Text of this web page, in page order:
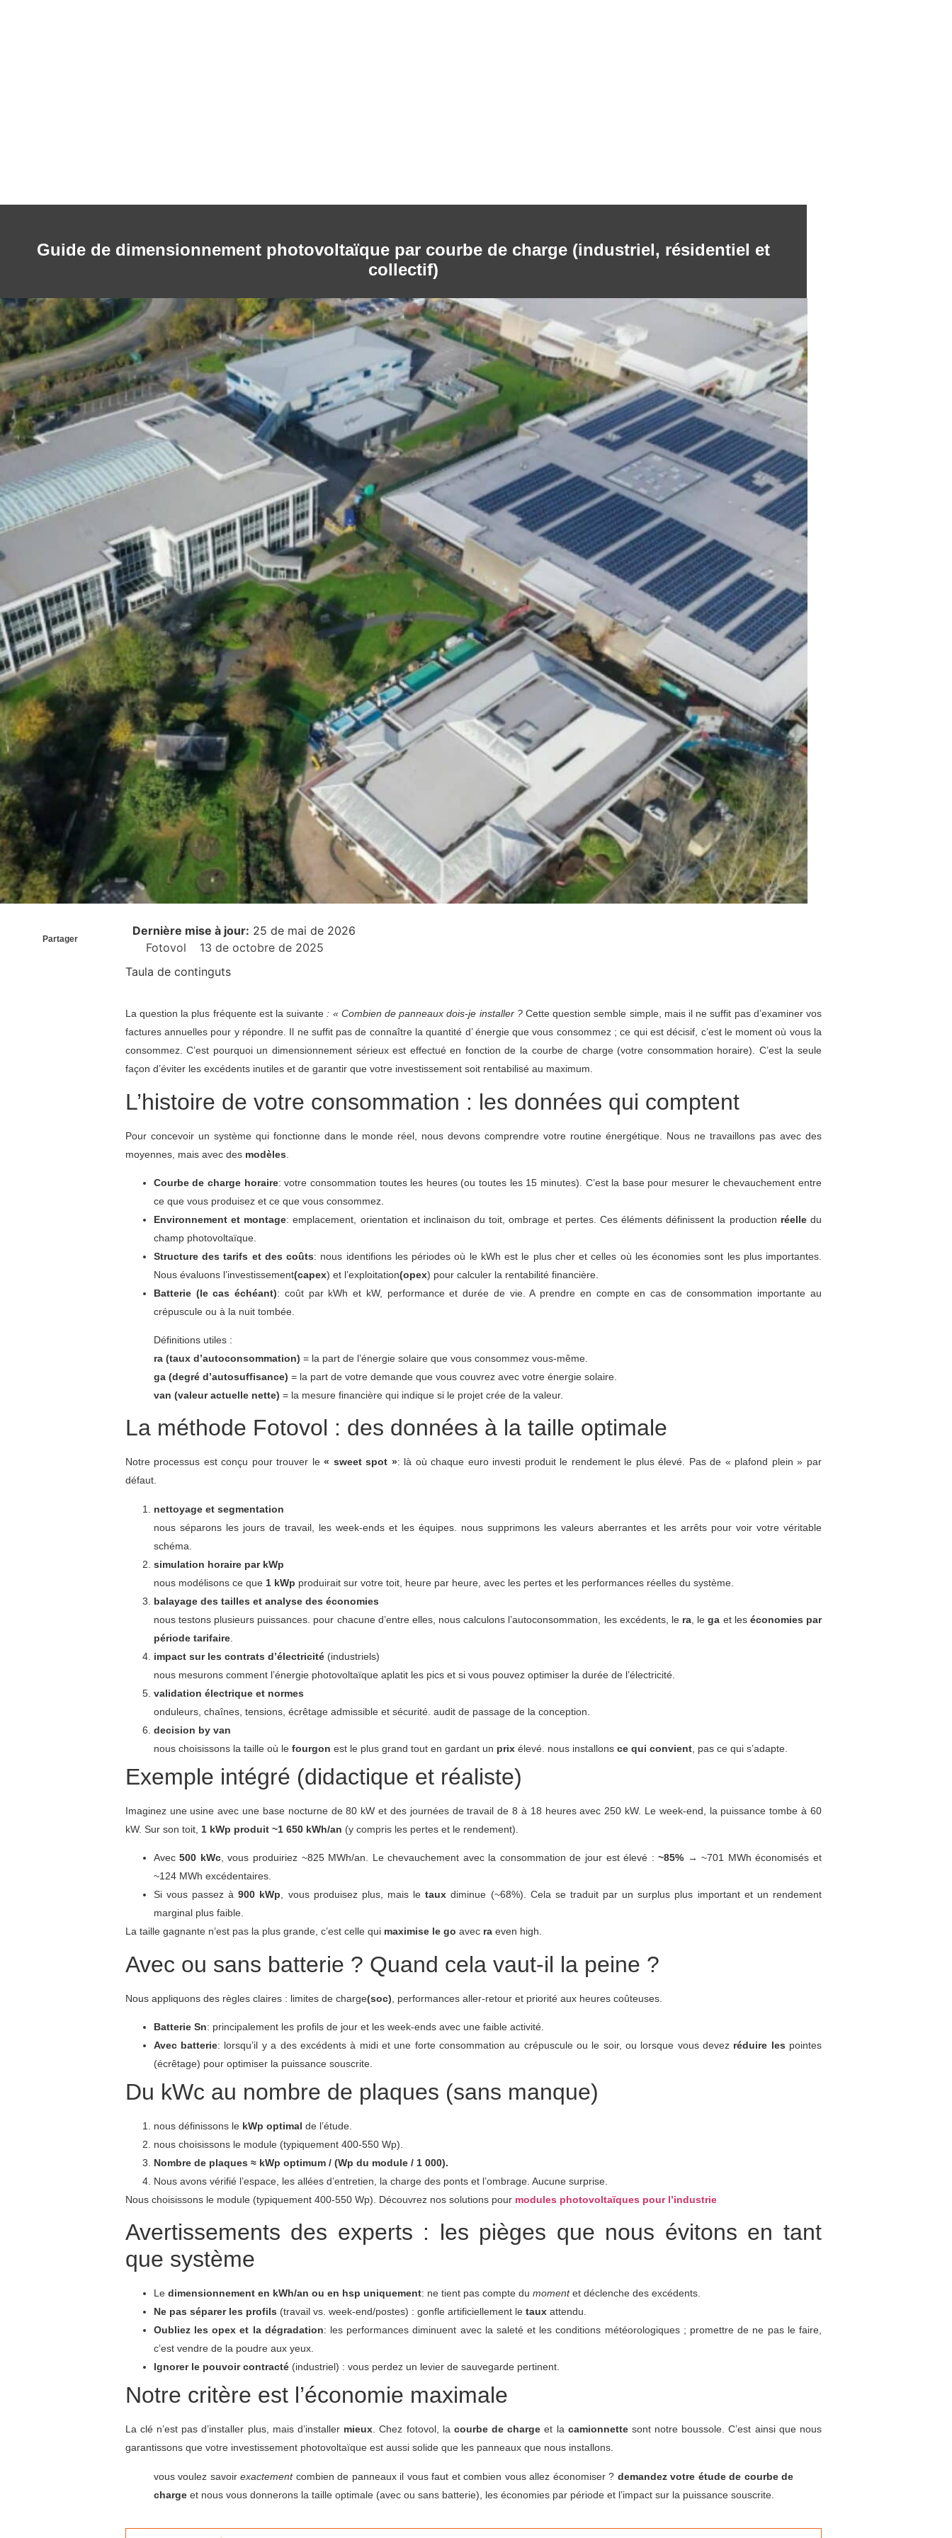
Guide de dimensionnement photovoltaïque par courbe de charge (industriel, résidentiel et
collectif)
Partager
Dernière mise à jour: 25 de mai de 2026
Fotovol
13 de octobre de 2025
Taula de continguts
La question la plus fréquente est la suivante: « Combien de panneaux dois-je installer ?Cette question semble simple, mais il ne suffit pas d’examiner vos
factures annuelles pour y répondre. Il ne suffit pas de connaître laquantité d’énergie que vous consommez ; ce qui est décisif, c’est le moment où vousla
consommez. C’est pourquoi un dimensionnement sérieux est effectuéen fonction de la courbe de charge(votre consommation horaire). C’est la seule
façon d’éviter les excédents inutiles et de garantir que votre investissement soit rentabilisé au maximum.
L’histoire de votre consommation : les données qui comptent
Pour concevoir un système qui fonctionne dans le monde réel, nous devons comprendre votre routine énergétique. Nous ne travaillons pas avec des
moyennes, mais avec des modèles
Courbe de charge horaire: votre consommation toutes les heures (ou toutes les 15 minutes). C’est la base pour mesurer le chevauchement entre
ce que vous produisez et ce que vous consommez.
Environnement et montage: emplacement, orientation et inclinaison du toit, ombrage et pertes. Ces éléments définissent la production réelledu
champ photovoltaïque.
Structure des tarifs et des coûts: nous identifions les périodes où le kWh est le plus cher et celles où les économies sont les plus importantes.
Nous évaluons l’investissement(capex) et l’exploitation(opex) pour calculer la rentabilité financière.
Batterie (le cas échéant): coût par kWh et kW, performance et durée de vie. A prendre en compte en cas de consommation importante au
crépuscule ou à la nuit tombée.
Définitions utiles :
ra (taux d’autoconsommation) = la part de l’énergie solaire que vous consommez vous-même.
ga (degré d’autosuffisance) = la part de votre demande que vous couvrez avec votre énergie solaire.
van (valeur actuelle nette) = la mesure financière qui indique si le projet crée de la valeur.
La méthode Fotovol : des données à la taille optimale
Notre processus est conçu pour trouver le« sweet spot »: là où chaque euro investi produit le rendement le plus élevé. Pas de « plafond plein » par
défaut.
nettoyage et segmentation
nous séparons les jours de travail, les week-ends et les équipes. nous supprimons les valeurs aberrantes et les arrêts pour voir votre véritable
schéma.
simulation horaire par kWp
nous modélisons ce que 1 kWp produirait sur votre toit, heure par heure, avec les pertes et les performances réelles du système.
balayage des tailles et analyse des économies
nous testons plusieurs puissances. pour chacune d’entre elles, nous calculons l’autoconsommation, les excédents, le ra , lega et les économies par
période tarifaire.
impact sur les contrats d’électricité(industriels)
nous mesurons comment l’énergie photovoltaïque aplatit les pics et si vous pouvez optimiser la durée de l’électricité.
validation électrique et normes
onduleurs, chaînes, tensions, écrêtage admissible et sécurité. audit de passage de la conception.
decision by van
nous choisissons la taille où le fourgon est le plus grand tout en gardant un prixélevé. nous installons ce qui convient, pas ce qui s’adapte.
Exemple intégré (didactique et réaliste)
Imaginez une usine avec une base nocturne de 80 kW et des journées de travail de 8 à 18 heures avec 250 kW. Le week-end, la puissance tombe à 60
kW. Sur son toit, 1 kWp produit ~1 650 kWh/an (y compris les pertes et le rendement).
Avec500 kWc, vous produiriez ~825 MWh/an. Le chevauchement avec la consommation de jour est élevé :~85% → ~701 MWh économisés et
~124 MWh excédentaires.
Si vous passez à900 kWp, vous produisez plus, mais letaux diminue (~68%). Cela se traduit par un surplus plus important et un rendement
marginal plus faible.
La taille gagnante n’est pas la plus grande, c’est celle qui maximise le go avec raeven high.
Avec ou sans batterie ? Quand cela vaut-il la peine ?
Nous appliquons des règles claires : limites de charge(soc) , performances aller-retour et priorité aux heures coûteuses.
Batterie Sn: principalement les profils de jour et les week-ends avec une faible activité.
Avec batterie: lorsqu’il y a des excédents à midi et une forte consommation au crépuscule ou le soir, ou lorsque vous devez réduire les pointes
(écrêtage) pour optimiser la puissance souscrite.
Du kWc au nombre de plaques (sans manque)
nous définissons le kWp optimal de l’étude.
nous choisissons le module (typiquement 400-550 Wp).
Nombre de plaques ≈ kWp optimum / (Wp du module / 1 000).
Nous avons vérifié l’espace, les allées d’entretien, la charge des ponts et l’ombrage. Aucune surprise.
Nous choisissons le module (typiquement 400-550 Wp). Découvrez nos solutions pour modules photovoltaïques pour l’industrie
Avertissements des experts : les pièges que nous évitons en tant
que système
Le dimensionnement en kWh/an ou en hsp uniquement: ne tient pas compte du momentet déclenche des excédents.
Ne pas séparer les profils (travail vs. week-end/postes) : gonfle artificiellement le tauxattendu.
Oubliez les opex et la dégradation: les performances diminuent avec la saleté et les conditions météorologiques ; promettre de ne pas le faire,
c’est vendre de la poudre aux yeux.
Ignorer le pouvoir contracté(industriel) : vous perdez un levier de sauvegarde pertinent.
Notre critère est l’économie maximale
La clé n’est pas d’installer plus, mais d’installer mieux. Chez fotovol, la courbe de charge et la camionnettesont notre boussole. C’est ainsi que nous
garantissons que votre investissement photovoltaïque est aussi solide que les panneaux que nous installons.
vous voulez savoirexactementcombien de panneaux il vous faut et combien vous allez économiser ? demandez votre étude de courbe de
chargeet nous vous donnerons la taille optimale (avec ou sans batterie), les économies par période et l’impact sur la puissance souscrite.